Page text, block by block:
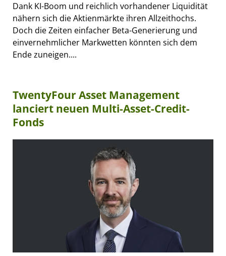
Dank KI-Boom und reichlich vorhandener Liquidität
nähern sich die Aktienmärkte ihren Allzeithochs.
Doch die Zeiten einfacher Beta-Generierung und
einvernehmlicher Markwetten könnten sich dem
Ende zuneigen....
TwentyFour Asset Management
lanciert neuen Multi-Asset-Credit-
Fonds